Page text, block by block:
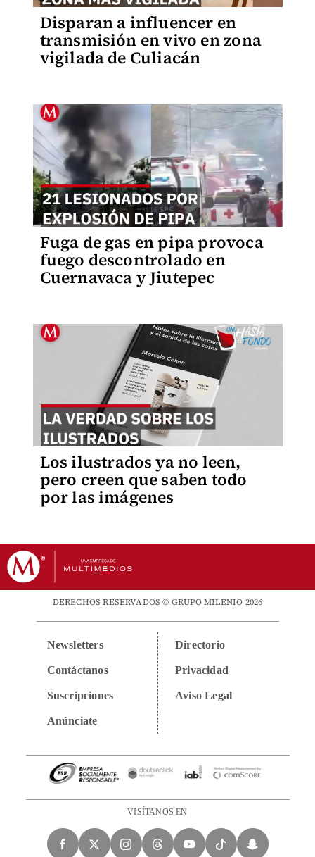
Disparan a influencer en
transmisión en vivo en zona
vigilada de Culiacán
Fuga de gas en pipa provoca
fuego descontrolado en
Cuernavaca y Jiutepec
Los ilustrados ya no leen,
pero creen que saben todo
por las imágenes
DERECHOS RESERVADOS © GRUPO MILENIO 2026
Newsletters
Contáctanos
Suscripciones
Anúnciate
Directorio
Privacidad
Aviso Legal
VISÍTANOS EN